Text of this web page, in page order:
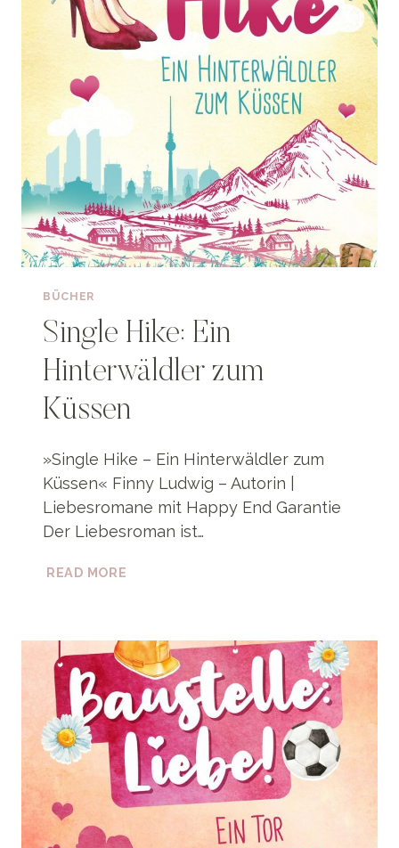
BÜCHER
Single Hike: Ein
Hinterwäldler zum
Küssen
»Single Hike – Ein Hinterwäldler zum
Küssen« Finny Ludwig – Autorin |
Liebesromane mit Happy End Garantie
Der Liebesroman ist…
READ MORE
ZUM
KÜSSEN